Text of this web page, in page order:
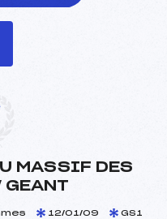
MASSIF DES
GEANT
12/01/09 GS1